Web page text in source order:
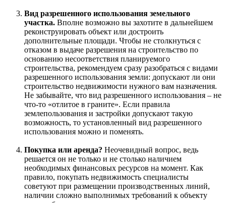
Вид разрешенного использования земельного
участка. Вполне возможно вы захотите в дальнейшем
реконструировать объект или достроить
дополнительные площади. Чтобы не столкнуться с
отказом в выдаче разрешения на строительство по
основанию несоответствия планируемого
строительства, рекомендуем сразу разобраться с видами
разрешенного использования земли: допускают ли они
строительство недвижимости нужного вам назначения.
Не забывайте, что вид разрешенного использования – не
что-то «отлитое в граните». Если правила
землепользования и застройки допускают такую
возможность, то установленный вид разрешенного
использования можно и поменять.
Покупка или аренда? Неочевидный вопрос, ведь
решается он не только и не столько наличием
необходимых финансовых ресурсов на момент. Как
правило, покупать недвижимость специалисты
советуют при размещении производственных линий,
наличии сложно выполнимых требований к объекту